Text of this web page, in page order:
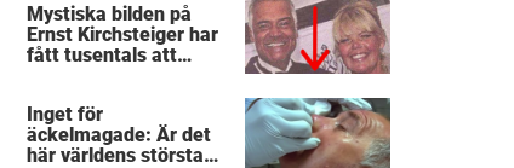
Mystiska bilden på
Ernst Kirchsteiger har
fått tusentals att
Inget för
äckelmagade: Är det
här världens största